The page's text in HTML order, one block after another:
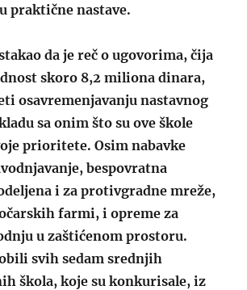
praktične nastave.
da je reč o ugovorima, čija
skoro 8,2 miliona dinara,
osavremenjavanju nastavnog
sa onim što su ove škole
prioritete. Osim nabavke
bespovratna
i za protivgradne mreže,
farmi, i opreme za
u zaštićenom prostoru.
svih sedam srednjih
škola, koje su konkurisale, iz